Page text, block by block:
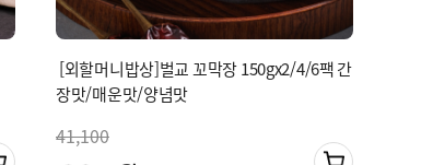
[외할머니밥상]벌교 꼬막장 150gx2/4/6팩 간
장맛/매운맛/양념맛
41,100